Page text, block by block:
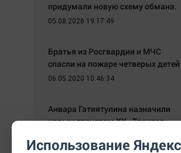
придумали новую схему обмана.
05.08.2026 19:17:49
Братья из Росгвардии и МЧС
спасли на пожаре четверых детей
06.05.2020 10:46:34
Анвара Гатиятулина назначили
новым тренером ХК «Трактор»
Использование